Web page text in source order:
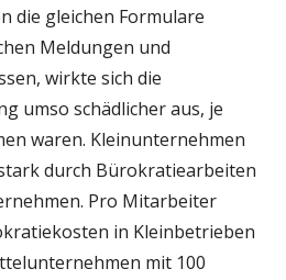
die gleichen Formulare
Meldungen und
wirkte sich die
umso schädlicher aus, je
waren. Kleinunternehmen
durch Bürokratiearbeiten
Pro Mitarbeiter
in Kleinbetrieben
mit 100